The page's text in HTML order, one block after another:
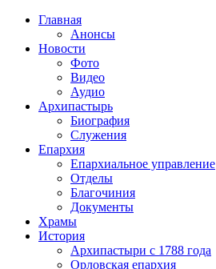
Главная
Анонсы
Новости
Фото
Видео
Аудио
Архипастырь
Биография
Служения
Епархия
Епархиальное управление
Отделы
Благочиния
Документы
Храмы
История
Архипастыри с 1788 года
Орловская епархия